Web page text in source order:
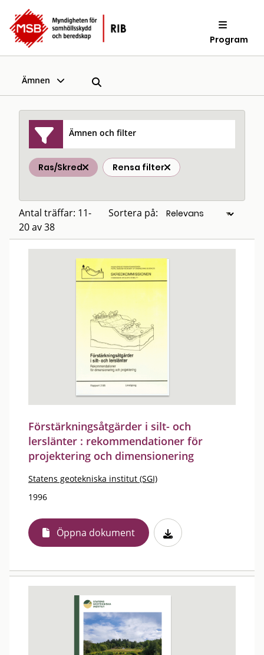
Program
Ämnen
Ämnen och filter
Ras/Skred Rensa filter
Antal träffar: 11-
20 av 38
Sortera på:
Förstärkningsåtgärder i silt- och
lerslänter : rekommendationer för
projektering och dimensionering
Statens geotekniska institut (SGI)
1996
Öppna dokument